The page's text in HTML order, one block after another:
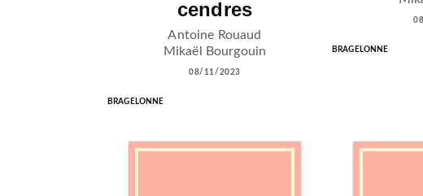
cendres
Antoine Rouaud
Mikaël Bourgouin
08/11/2023
BRAGELONNE
BRAGELONNE